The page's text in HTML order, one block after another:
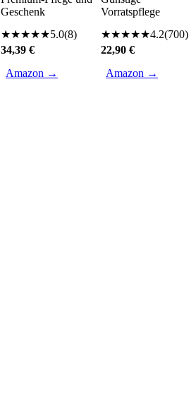
Geschenk
Vorratspflege
★★★★★5.0(8) ★★★★★4.2(700)
34,39 €
22,90 €
Amazon → Amazon →